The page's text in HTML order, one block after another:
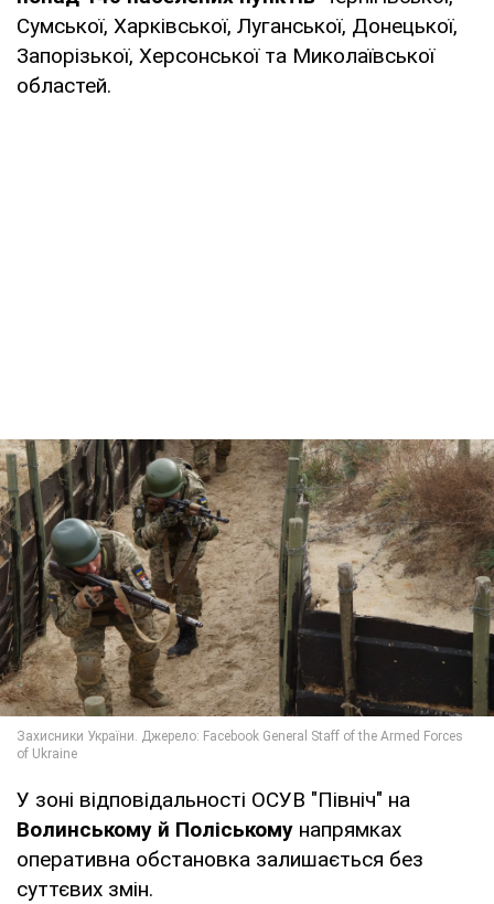
Сумської, Харківської, Луганської, Донецької,
Запорізької, Херсонської та Миколаївської
областей.
У зоні відповідальності ОСУВ "Північ" на
Волинському й Поліському напрямках
оперативна обстановка залишається без
суттєвих змін.